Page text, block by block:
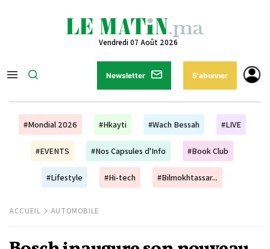
Vendredi 07 Août 2026
Newsletter S'abonner
#Mondial 2026 #Hkayti #Wach Bessah #LIVE
#EVENTS #Nos Capsules d'Info #Book Club
#Lifestyle #Hi-tech #Bilmokhtassar...
ACCUEIL AUTOMOBILE